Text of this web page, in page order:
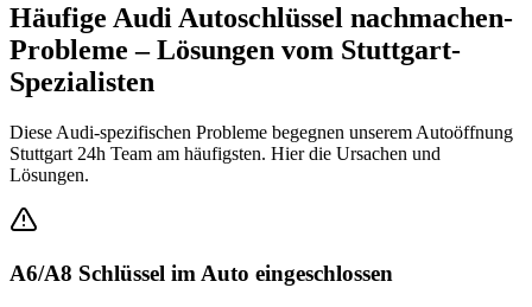
Häufige Audi Autoschlüssel nachmachen-
Probleme – Lösungen vom Stuttgart-
Spezialisten
Diese Audi-spezifischen Probleme begegnen unserem Autoöffnung
Stuttgart 24h Team am häufigsten. Hier die Ursachen und
Lösungen.
A6/A8 Schlüssel im Auto eingeschlossen